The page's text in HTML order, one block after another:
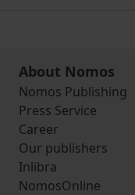
About Nomos
Nomos Publishing
Press Service
Career
Our publishers
Inlibra
NomosOnline